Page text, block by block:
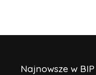
Najnowsze w BIP